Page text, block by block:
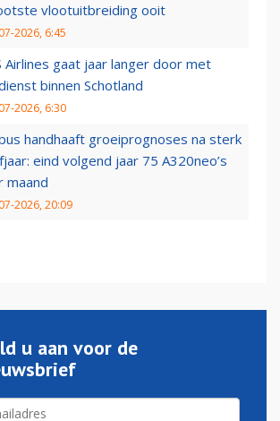
vlootuitbreiding ooit
2026, 6:45
Airlines gaat jaar langer door met
binnen Schotland
2026, 6:30
handhaaft groeiprognoses na sterk
eind volgend jaar 75 A320neo’s
maand
2026, 20:09
u aan voor de